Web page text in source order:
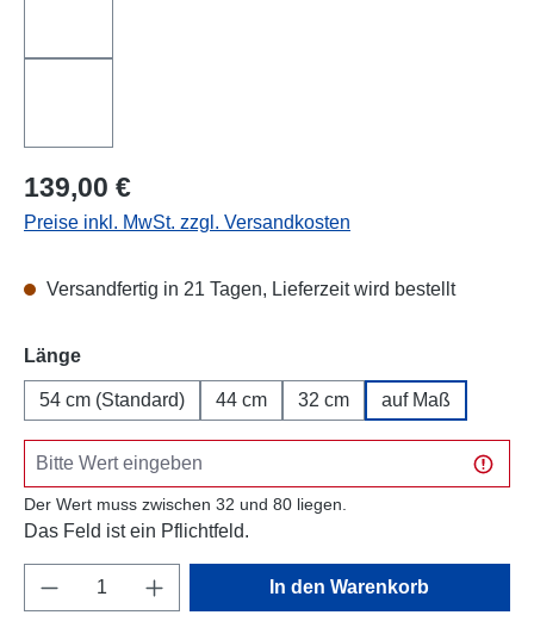
Regulärer Preis:
139,00 €
Preise inkl. MwSt. zzgl. Versandkosten
Versandfertig in 21 Tagen, Lieferzeit wird bestellt
Längeauswählen
54 cm (Standard) 44 cm 32 cm auf Maß
Der Wert muss zwischen 32 und 80 liegen.
Das Feld ist ein Pflichtfeld.
Produkt Anzahl: Gib den gewünschten
In den Warenkorb